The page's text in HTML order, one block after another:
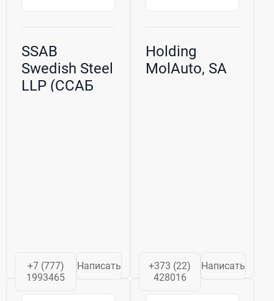
SSAB
Swedish Steel
LLP (ССАБ
+7 (777)
1993465
Написать
Holding
MolAuto, SA
+373 (22)
428016
Написать